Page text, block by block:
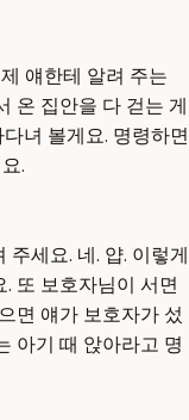
얘한테 알려 주는
온 집안을 다 걷는 게
녀 볼게요. 명령하면
.
세요. 네. 얍. 이렇게
또 보호자님이 서면
면 얘가 보호자가 섰
아기 때 앉아라고 명